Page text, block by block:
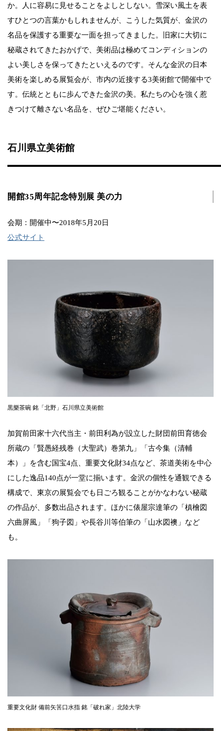
か。人に容易に見せることをよしとしない。雪深い風土を表
すひとつの言葉かもしれませんが、こうした気質が、金沢の
名品を保護する重要な一面を担ってきました。旧家に大切に
秘蔵されてきたおかげで、美術品は極めてコンディションの
よい美しさを保ってきたといえるのです。そんな金沢の日本
美術を楽しめる展覧会が、市内の近接する3美術館で開催中で
す。伝統とともに歩んできた金沢の美。私たちの心を強く惹
きつけて離さない名品を、ぜひご堪能ください。
石川県立美術館
開館35周年記念特別展 美の力
会期：開催中〜2018年5月20日
公式サイト
黒樂茶碗 銘「北野」石川県立美術館
加賀前田家十六代当主・前田利為が設立した財団前田育徳会
所蔵の「賢愚経残巻（大聖武）巻第九」「古今集（清輔
本）」を含む国宝4点、重要文化財34点など、茶道美術を中心
にした逸品140点が一堂に揃います。金沢の個性を通観できる
構成で、東京の展覧会でも日ごろ観ることがかなわない秘蔵
の作品が、多数出品されます。ほかに俵屋宗達筆の「槙檜図
六曲屏風」「狗子図」や長谷川等伯筆の「山水図襖」など
も。
重要文化財 備前矢筈口水指 銘「破れ家」北陸大学